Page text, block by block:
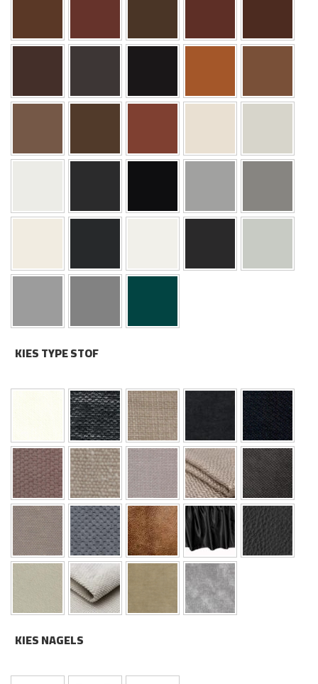
KIES TYPE STOF
KIES NAGELS